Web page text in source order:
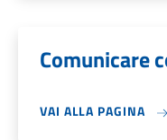
Comunicare
VAI ALLA PAGINA